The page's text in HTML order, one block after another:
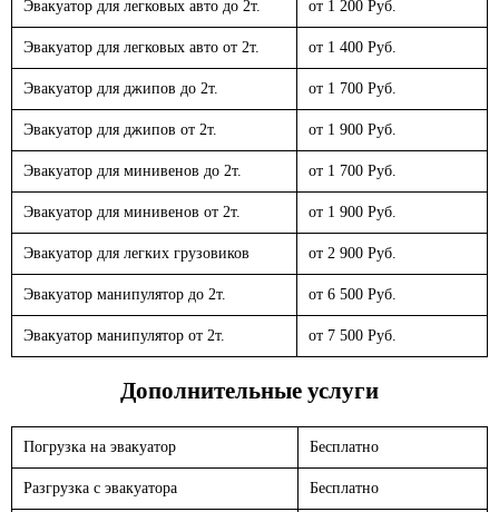
Эвакуатор для легковых авто до 2т. от 1 200 Руб.
Эвакуатор для легковых авто от 2т. от 1 400 Руб.
Эвакуатор для джипов до 2т. от 1 700 Руб.
Эвакуатор для джипов от 2т. от 1 900 Руб.
Эвакуатор для минивенов до 2т. от 1 700 Руб.
Эвакуатор для минивенов от 2т. от 1 900 Руб.
Эвакуатор для легких грузовиков от 2 900 Руб.
Эвакуатор манипулятор до 2т. от 6 500 Руб.
Эвакуатор манипулятор от 2т. от 7 500 Руб.
Дополнительные услуги
Погрузка на эвакуатор Бесплатно
Разгрузка с эвакуатора Бесплатно